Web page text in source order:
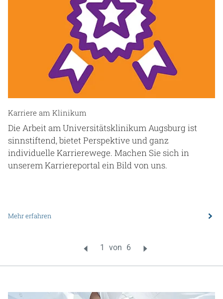
Karriere am Klinikum
Die Arbeit am Universitätsklinikum Augsburg ist
sinnstiftend, bietet Perspektive und ganz
individuelle Karrierewege. Machen Sie sich in
unserem Karriereportal ein Bild von uns.
Mehr erfahren